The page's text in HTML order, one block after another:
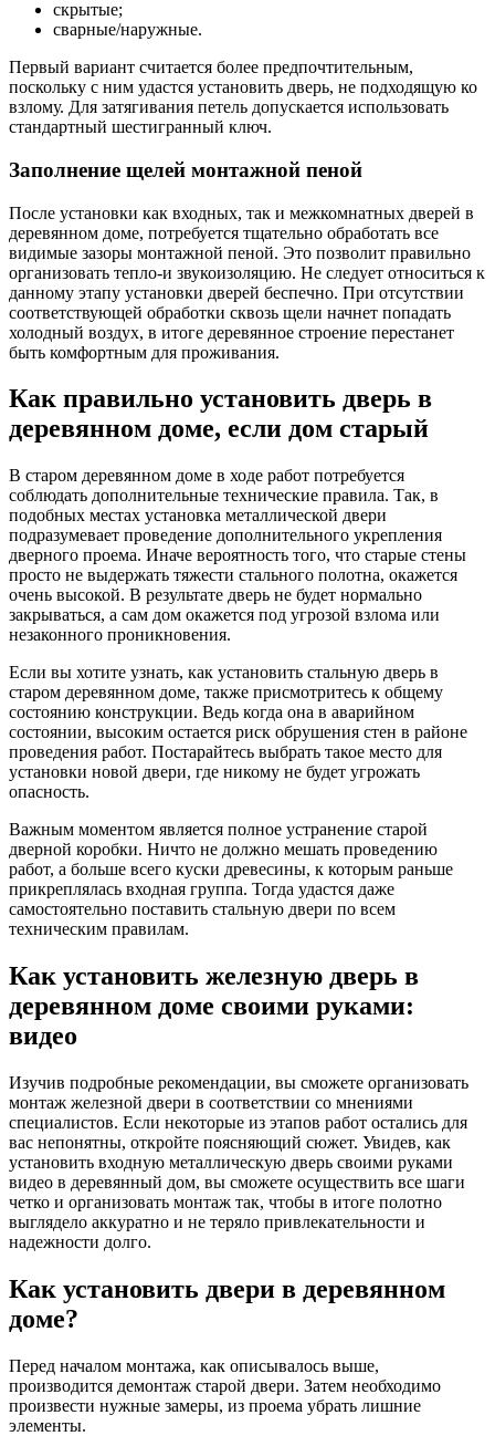
скрытые;
сварные/наружные.
Первый вариант считается более предпочтительным,
поскольку с ним удастся установить дверь, не подходящую ко
взлому. Для затягивания петель допускается использовать
стандартный шестигранный ключ.
Заполнение щелей монтажной пеной
После установки как входных, так и межкомнатных дверей в
деревянном доме, потребуется тщательно обработать все
видимые зазоры монтажной пеной. Это позволит правильно
организовать тепло-и звукоизоляцию. Не следует относиться к
данному этапу установки дверей беспечно. При отсутствии
соответствующей обработки сквозь щели начнет попадать
холодный воздух, в итоге деревянное строение перестанет
быть комфортным для проживания.
Как правильно установить дверь в
деревянном доме, если дом старый
В старом деревянном доме в ходе работ потребуется
соблюдать дополнительные технические правила. Так, в
подобных местах установка металлической двери
подразумевает проведение дополнительного укрепления
дверного проема. Иначе вероятность того, что старые стены
просто не выдержать тяжести стального полотна, окажется
очень высокой. В результате дверь не будет нормально
закрываться, а сам дом окажется под угрозой взлома или
незаконного проникновения.
Если вы хотите узнать, как установить стальную дверь в
старом деревянном доме, также присмотритесь к общему
состоянию конструкции. Ведь когда она в аварийном
состоянии, высоким остается риск обрушения стен в районе
проведения работ. Постарайтесь выбрать такое место для
установки новой двери, где никому не будет угрожать
опасность.
Важным моментом является полное устранение старой
дверной коробки. Ничто не должно мешать проведению
работ, а больше всего куски древесины, к которым раньше
прикреплялась входная группа. Тогда удастся даже
самостоятельно поставить стальную двери по всем
техническим правилам.
Как установить железную дверь в
деревянном доме своими руками:
видео
Изучив подробные рекомендации, вы сможете организовать
монтаж железной двери в соответствии со мнениями
специалистов. Если некоторые из этапов работ остались для
вас непонятны, откройте поясняющий сюжет. Увидев, как
установить входную металлическую дверь своими руками
видео в деревянный дом, вы сможете осуществить все шаги
четко и организовать монтаж так, чтобы в итоге полотно
выглядело аккуратно и не теряло привлекательности и
надежности долго.
Как установить двери в деревянном
доме?
Перед началом монтажа, как описывалось выше,
производится демонтаж старой двери. Затем необходимо
произвести нужные замеры, из проема убрать лишние
элементы.